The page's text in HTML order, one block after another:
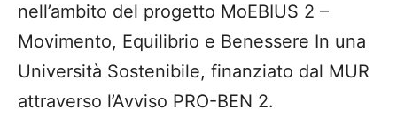
nell’ambito del progetto MoEBIUS 2 –
Movimento, Equilibrio e Benessere In una
Università Sostenibile, finanziato dal MUR
attraverso l’Avviso PRO-BEN 2.